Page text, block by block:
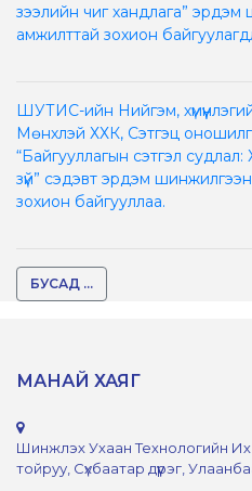
зээлийн чиг хандлага”
амжилттай зохион
ШУТИС-ийн Нийгэм,
Мөнхлэй ХХК, Сэтгэц
“Байгууллагын сэтгэл
зүй” сэдэвт эрдэм
зохион байгууллаа.
БУСАД ...
МАНАЙ ХАЯГ
Шинжлэх Ухаан Технологийн
тойруу, Сүхбаатар дүүрэг,